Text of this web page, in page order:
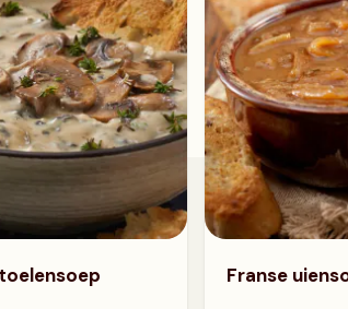
Franse